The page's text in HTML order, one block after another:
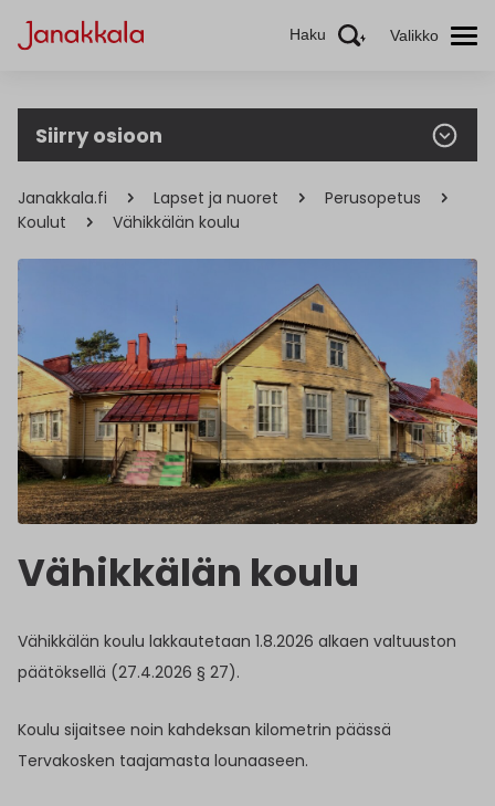
Haku Valikko
Siirry osioon
Janakkala.fi Lapset ja nuoret
Perusopetus
Koulut
Vähikkälän koulu
Vähikkälän koulu
Vähikkälän koulu lakkautetaan 1.8.2026 alkaen valtuuston
päätöksellä (27.4.2026 § 27).
Koulu sijaitsee noin kahdeksan kilometrin päässä
Tervakosken taajamasta lounaaseen.